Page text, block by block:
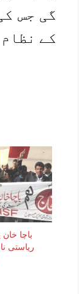
گی جس
کے
باچا
ریاستی